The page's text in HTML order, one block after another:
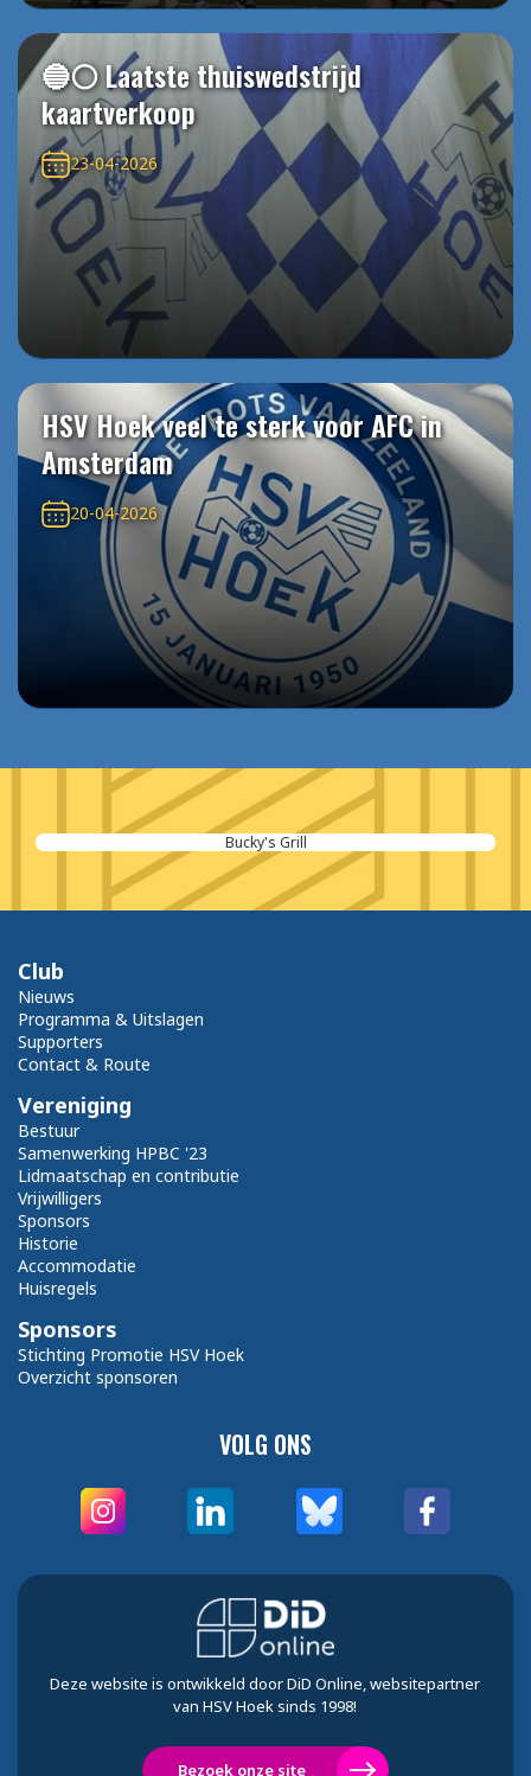
🔵⚪️ Laatste thuiswedstrijd
kaartverkoop
23-04-2026
HSV Hoek veel te sterk voor AFC in
Amsterdam
20-04-2026
Bucky's Grill
VOLG ONS
Club
Nieuws
Programma & Uitslagen
Supporters
Contact & Route
Vereniging
Bestuur
Samenwerking HPBC '23
Lidmaatschap en contributie
Vrijwilligers
Sponsors
Historie
Accommodatie
Huisregels
Sponsors
Stichting Promotie HSV Hoek
Overzicht sponsoren
Deze website is ontwikkeld door DiD Online, websitepartner
van HSV Hoek sinds 1998!
Bezoek onze site